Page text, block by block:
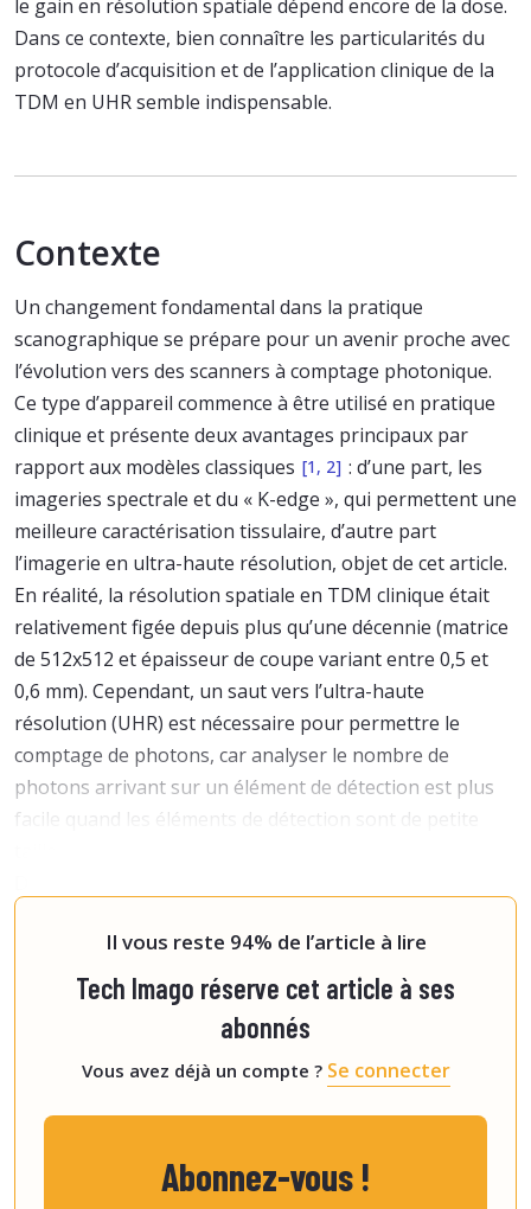
le gain en résolution spatiale dépend encore de la dose.
Dans ce contexte, bien connaître les particularités du
protocole d’acquisition et de l’application clinique de la
TDM en UHR semble indispensable.
Contexte
Un changement fondamental dans la pratique
scanographique se prépare pour un avenir proche avec
l’évolution vers des scanners à comptage photonique.
Ce type d’appareil commence à être utilisé en pratique
clinique et présente deux avantages principaux par
rapport aux modèles classiques [1, 2] : d’une part, les
imageries spectrale et du « K-edge », qui permettent une
meilleure caractérisation tissulaire, d’autre part
l’imagerie en ultra-haute résolution, objet de cet article.
En réalité, la résolution spatiale en TDM clinique était
relativement figée depuis plus qu’une décennie (matrice
de 512x512 et épaisseur de coupe variant entre 0,5 et
0,6 mm). Cependant, un saut vers l’ultra-haute
résolution (UHR) est nécessaire pour permettre le
comptage de photons, car analyser le nombre de
photons arrivant sur un élément de détection est plus
facile quand les éléments de détection sont de petite
Il vous reste 94% de l’article à lire
Tech Imago réserve cet article à ses
abonnés
Vous avez déjà un compte ? Se connecter
Abonnez-vous !